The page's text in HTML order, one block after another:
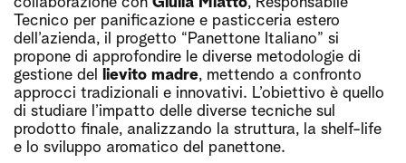
Tecnico per panificazione e pasticceria estero
dell’azienda, il progetto “Panettone Italiano” si
propone di approfondire le diverse metodologie di
gestione del lievito madre, mettendo a confronto
approcci tradizionali e innovativi. L’obiettivo è quello
di studiare l’impatto delle diverse tecniche sul
prodotto finale, analizzando la struttura, la shelf-life
e lo sviluppo aromatico del panettone.